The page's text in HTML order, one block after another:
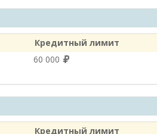
Кредитный лимит
60 000
Кредитный лимит